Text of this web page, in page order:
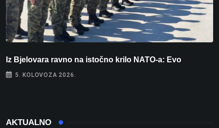
Iz Bjelovara ravno na istočno krilo NATO-a: Evo
5. KOLOVOZA 2026.
AKTUALNO